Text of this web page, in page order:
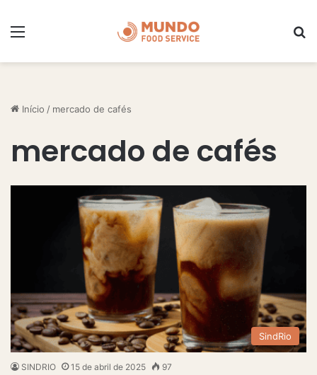
Início / mercado de cafés
mercado de cafés
SindRio
SINDRIO 15 de abril de 2025 97